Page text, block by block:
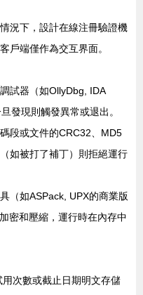
況下，設計在線注冊驗證機
戶端僅作為交互界面。
試器（如OllyDbg, IDA
發現則觸發異常或退出。
段或文件的CRC32、MD5
如被打了補丁）則拒絕運行
（如ASPack, UPX的商業版
密和壓縮，運行時在內存中
用次數或截止日期明文存儲